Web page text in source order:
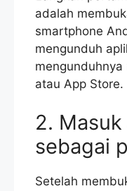
adalah
smartphone
mengunduh
mengunduhnya
atau App Store.
2.
sebagai
Setelah